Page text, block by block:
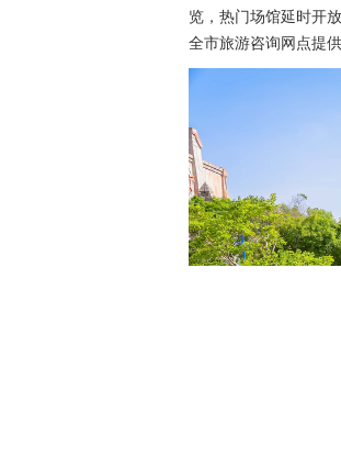
览，热门场馆延时开
全市旅游咨询网点提